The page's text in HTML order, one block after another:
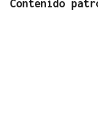
Contenido